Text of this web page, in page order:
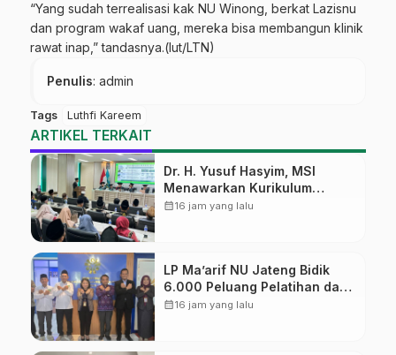
“Yang sudah terrealisasi kak NU Winong, berkat Lazisnu
dan program wakaf uang, mereka bisa membangun klinik
rawat inap,” tandasnya.(lut/LTN)
Penulis: admin
Tags Luthfi Kareem
ARTIKEL TERKAIT
Dr. H. Yusuf Hasyim, MSI
Menawarkan Kurikulum
Diversifikasi, Harapan Baru
calendar_month16 jam yang lalu
LP Ma’arif NU Jateng Bidik
6.000 Peluang Pelatihan dan
Sertifikasi bagi Lulusan SMK
calendar_month16 jam yang lalu